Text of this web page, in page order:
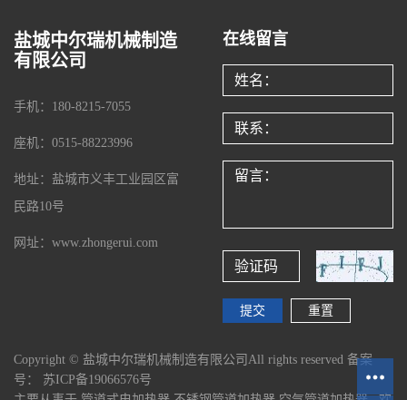
盐城中尔瑞机械制造
有限公司
手机：180-8215-7055
座机：0515-88223996
地址：盐城市义丰工业园区富
民路10号
网址：www.zhongerui.com
在线留言
Copyright © 盐城中尔瑞机械制造有限公司All rights reserved 备案
号： 苏ICP备19066576号